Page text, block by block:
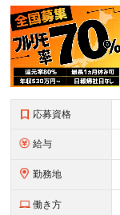
応募資格
給与
勤務地
働き方